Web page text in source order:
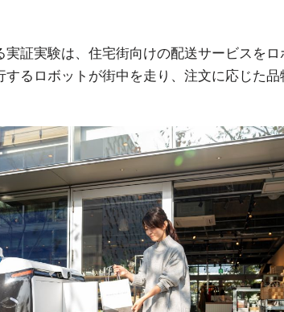
実証実験は、住宅街向けの配送サービスを
するロボットが街中を走り、注文に応じた